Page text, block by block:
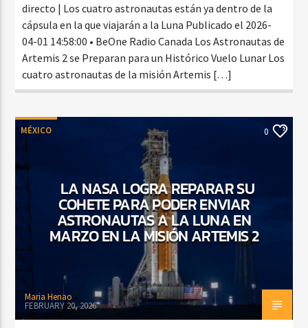
directo | Los cuatro astronautas están ya dentro de la
cápsula en la que viajarán a la Luna Publicado el 2026-
04-01 14:58:00 • BeOne Radio Canada Los Astronautas de
Artemis 2 se Preparan para un Histórico Vuelo Lunar Los
cuatro astronautas de la misión Artemis […]
MÉXICO 0
LA NASA LOGRA REPARAR SU
COHETE PARA PODER ENVIAR
ASTRONAUTAS A LA LUNA EN
MARZO EN LA MISIÓN ARTEMIS 2
Maria Henao
FEBRUARY 20, 2026